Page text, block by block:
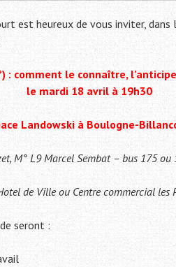
est heureux de vous inviter, dans
: comment le connaître,
le mardi 18 avril à 19h30
Landowski à Boulogne-
M° L9 Marcel Sembat – bus 175
de Ville ou Centre commercial les
seront :